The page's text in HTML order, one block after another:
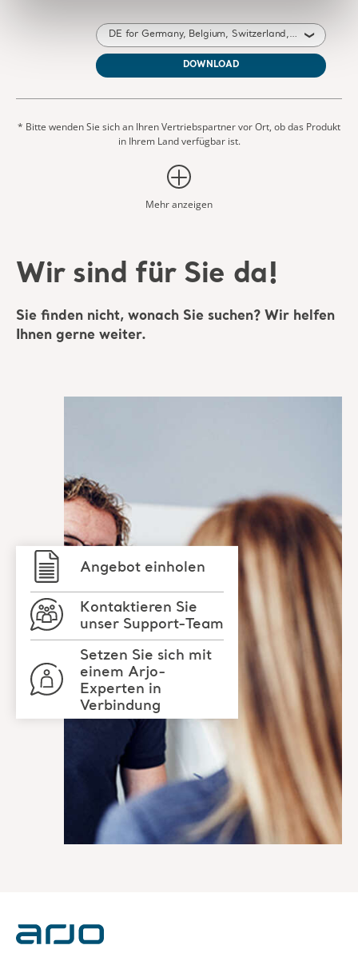
DE for Germany, Belgium, Switzerland, Austria
DOWNLOAD
* Bitte wenden Sie sich an Ihren Vertriebspartner vor Ort, ob das Produkt
in Ihrem Land verfügbar ist.
Mehr anzeigen
Wir sind für Sie da!
Sie finden nicht, wonach Sie suchen? Wir helfen
Ihnen gerne weiter.
Angebot einholen
Kontaktieren Sie
unser Support-Team
Setzen Sie sich mit
einem Arjo-
Experten in
Verbindung